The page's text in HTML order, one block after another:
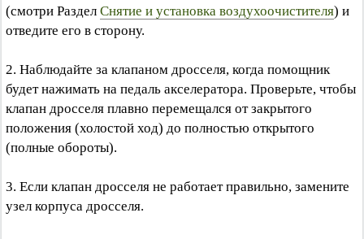
(смотри Раздел Снятие и установка воздухоочистителя) и
отведите его в сторону.
2. Наблюдайте за клапаном дросселя, когда помощник
будет нажимать на педаль акселератора. Проверьте, чтобы
клапан дросселя плавно перемещался от закрытого
положения (холостой ход) до полностью открытого
(полные обороты).
3. Если клапан дросселя не работает правильно, замените
узел корпуса дросселя.